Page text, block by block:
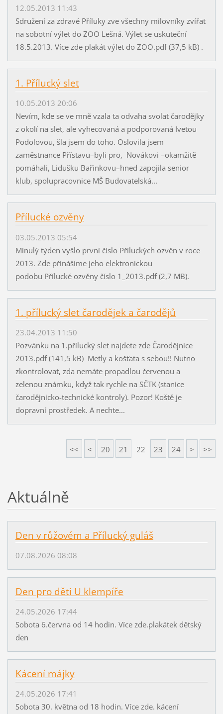
12.05.2013 11:43
Sdružení za zdravé Příluky zve všechny milovníky zvířat
na sobotní výlet do ZOO Lešná. Výlet se uskuteční
18.5.2013. Více zde plakát výlet do ZOO.pdf (37,5 kB) .
1. Přílucký slet
10.05.2013 20:06
Nevím, kde se ve mně vzala ta odvaha svolat čarodějky
z okolí na slet, ale vyhecovaná a podporovaná Ivetou
Podolovou, šla jsem do toho. Oslovila jsem
zaměstnance Přístavu–byli pro, Novákovi –okamžitě
pomáhali, Lidušku Bařinkovu–hned zapojila senior
klub, spolupracovnice MŠ Budovatelská...
Přílucké ozvěny
03.05.2013 05:54
Minulý týden vyšlo první číslo Příluckých ozvěn v roce
2013. Zde přinášíme jeho elektronickou
podobu Přílucké ozvěny číslo 1_2013.pdf (2,7 MB).
1. přílucký slet čarodějek a čarodějů
23.04.2013 11:50
Pozvánku na 1.přílucký slet najdete zde Čarodějnice
2013.pdf (141,5 kB) Metly a košťata s sebou!! Nutno
zkontrolovat, zda nemáte propadlou červenou a
zelenou známku, když tak rychle na SČTK (stanice
čarodějnicko-technické kontroly). Pozor! Koště je
dopravní prostředek. A nechte...
<< < 20 21 22 23 24 > >>
Aktuálně
Den v růžovém a Přílucký guláš
07.08.2026 08:08
Den pro děti U klempíře
24.05.2026 17:44
Sobota 6.června od 14 hodin. Více zde.plakátek dětský
den
Kácení májky
24.05.2026 17:41
Sobota 30. května od 18 hodin. Více zde. kácení